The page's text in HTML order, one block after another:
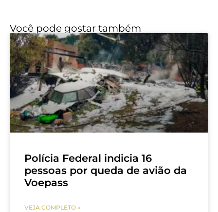
Você pode gostar também
Polícia Federal indicia 16
pessoas por queda de avião da
Voepass
VEJA COMPLETO »